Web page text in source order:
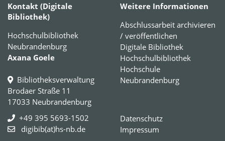
Kontakt (Digitale
Bibliothek)
Hochschulbibliothek
Neubrandenburg
Axana Goele
Bibliotheksverwaltung
Brodaer Straße 11
17033 Neubrandenburg
+49 395 5693-1502
digibib(at)hs-nb.de
Weitere Informationen
Abschlussarbeit archivieren
/ veröffentlichen
Digitale Bibliothek
Hochschulbibliothek
Hochschule
Neubrandenburg
Datenschutz
Impressum